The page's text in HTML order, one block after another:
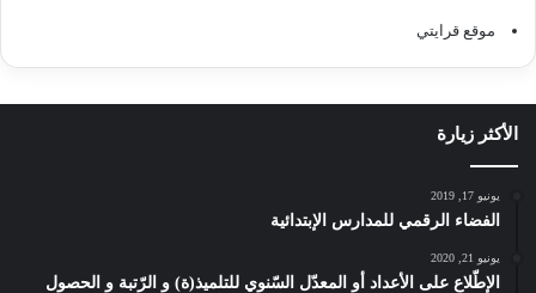
موقع قرايتي
الأكثر زيارة
يونيو 17, 2019
الفضاء الرقمي للمدارس الإبتدائية
يونيو 21, 2020
الإطّلاع على الأعداد أو المعدّل السّنوي للتلميذ(ة) و الرّتبة و الحصول